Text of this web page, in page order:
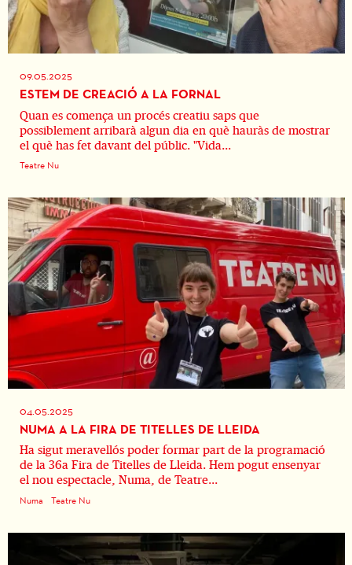
09.05.2025
ESTEM DE CREACIÓ A LA FORNAL
Quan es comença un procés creatiu saps que
possiblement arribarà algun dia en què hauràs de mostrar
el què has fet davant del públic. "Vida...
Teatre Nu
04.05.2025
NUMA A LA FIRA DE TITELLES DE LLEIDA
Ha sigut meravellós poder formar part de la programació
de la 36a Fira de Titelles de Lleida. Hem pogut ensenyar
el nou espectacle, Numa, de Teatre...
Numa Teatre Nu